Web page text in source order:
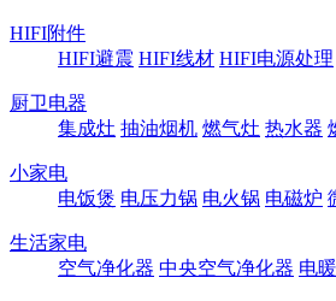
HIFI附件
HIFI避震 HIFI线材 HIFI电源处理
厨卫电器
集成灶 抽油烟机 燃气灶 热水器
小家电
电饭煲 电压力锅 电火锅 电磁炉
生活家电
空气净化器 中央空气净化器 电